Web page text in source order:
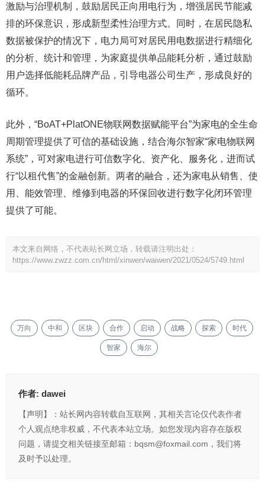
激励与治理机制，鼓励居民正向用电行为，增强居民节能减
排的环保意识，形成新型柔性治理方式。同时，在居民隐私
数据被保护的情况下，电力局可对居民用电数据进行精细化
的分析、统计和管理，为家庭提供单品能耗分析，通过鼓励
用户选择低能耗品牌产品，引导电器公司生产，形成良好的
循环。
此外，“BoAT+PlatONE物联网数据赋能平台”为家电的全生命
周期管理提供了可信的基础设施，结合海尔智家“家电物联网
系统”，可对家电进行可信数字化、资产化、服务化，进而试
行“以租代售”的金融创新。两者的融合，还为家电从销售、使
用、能效管理、维修到电器的环保回收进行数字化闭环管理
提供了可能。
本文来自网络，不代表站长网立场，转载请注明出处：
https://www.zwzz.com.cn/html/xinwen/waiwen/2021/0524/5749.html
万向 中和 区块 合作 启动 战略 探索 时代
智家 海尔
作者: dawei
【声明】：站长网内容转载自互联网，其相关言论仅代表作者
个人观点绝非权威，不代表本站立场。如您发现内容存在版权
问题，请提交相关链接至邮箱：bqsm@foxmail.com，我们将
及时予以处理。